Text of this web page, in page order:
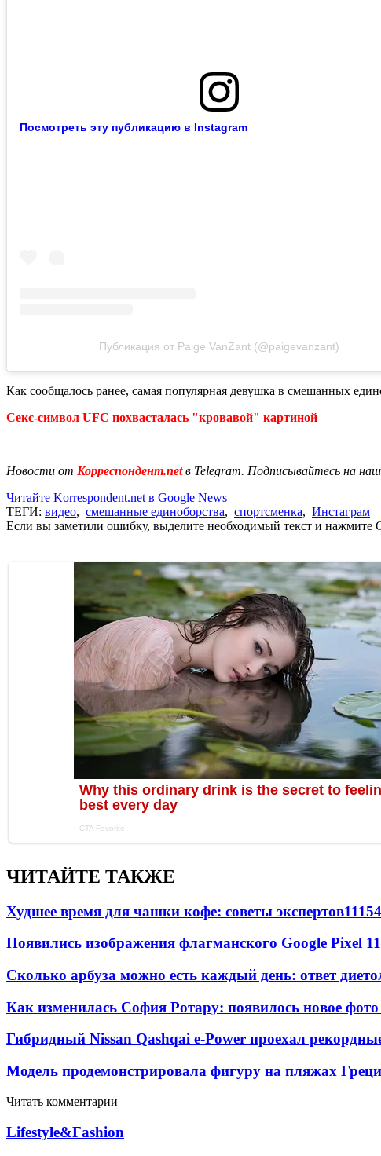
Посмотреть эту публикацию в Instagram
Публикация от Paige VanZant (@paigevanzant)
Как сообщалось ранее, самая популярная девушка в смешанных
Секс-символ UFC похвасталась "кровавой" картиной
Новости от Корреспондент.netв Telegram. Подписывайтесь на
Читайте Korrespondent.net в Google News
ТЕГИ: видео, смешанные единоборства, спортсменка, Инстаграм
Если вы заметили ошибку, выделите необходимый текст и нажмите
ЧИТАЙТЕ ТАКЖЕ
Худшее время для чашки кофе: советы экспертов11154
Появились изображения флагманского Google Pixel
Сколько арбуза можно есть каждый день: ответ
Как изменилась София Ротару: появилось новое фото
Гибридный Nissan Qashqai e-Power проехал
Модель продемонстрировала фигуру на пляжах
Читать комментарии
Lifestyle&Fashion